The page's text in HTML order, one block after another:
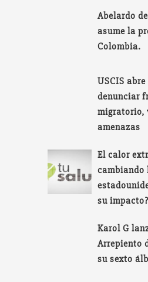
Abelardo
asume la
Colombia.
USCIS
denunciar
migratorio,
amenazas
El calor
cambiando
su impacto?
Karol G
Arrepiento
su sexto